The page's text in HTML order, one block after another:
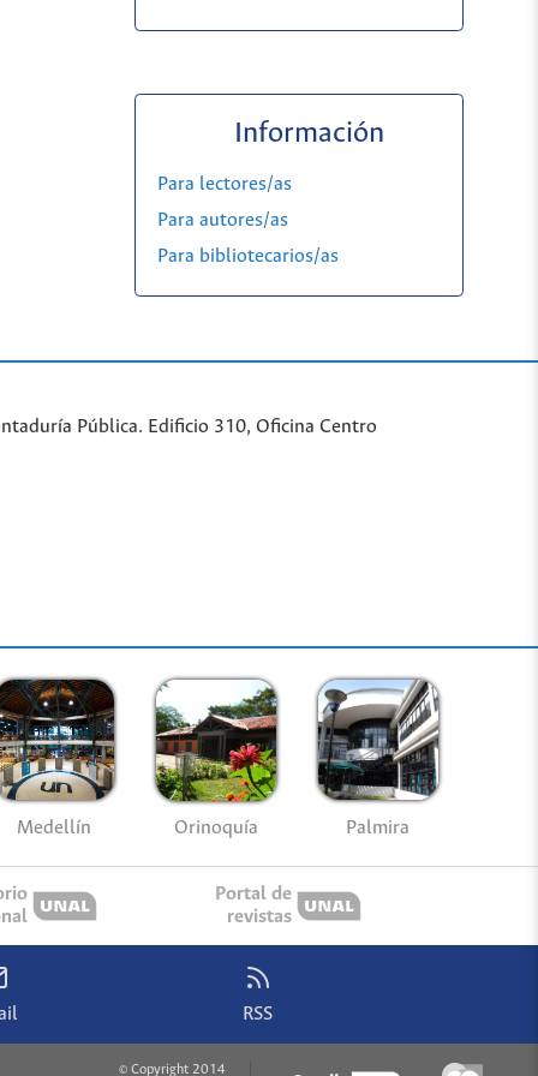
Información
Para lectores/as
Para autores/as
Para bibliotecarios/as
Pública. Edificio 310, Oficina Centro
Medellín Orinoquía Palmira
Portal de
revistas
RSS
© Copyright 2014